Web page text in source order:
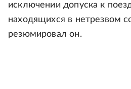
исключении допуска к
находящихся в нетрезвом
резюмировал он.